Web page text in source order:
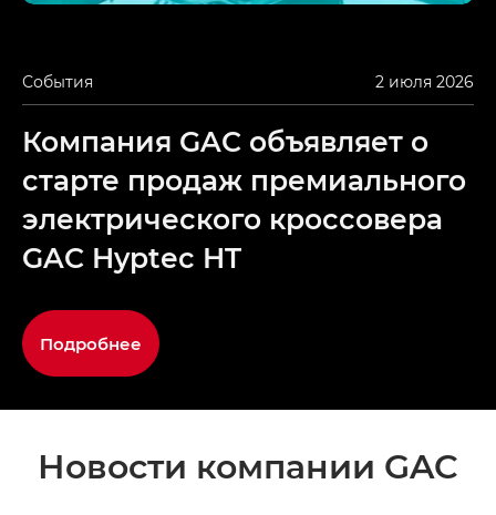
События 2 июля 2026
Компания GAC объявляет о
старте продаж премиального
электрического кроссовера
GAC Hyptec HT
Подробнее
Новости компании GAC